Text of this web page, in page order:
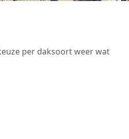
per daksoort weer wat